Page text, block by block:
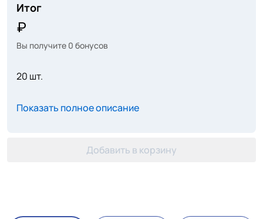
Итог
Вы получите 0 бонусов
20 шт.
Показать полное описание
Добавить в корзину